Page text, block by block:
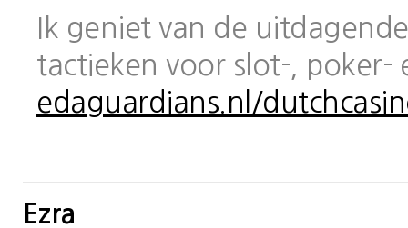
Ik geniet van de
tactieken voor slot-,
edaguardians.nl/
Ezra